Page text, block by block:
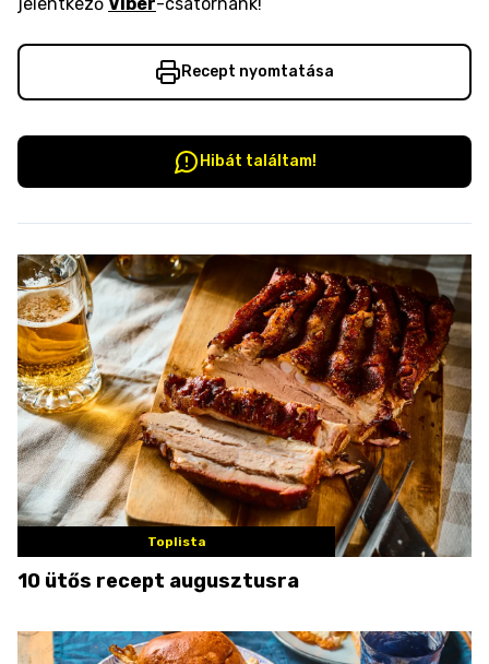
Recept nyomtatása
Hibát találtam!
Toplista
10 ütős recept augusztusra